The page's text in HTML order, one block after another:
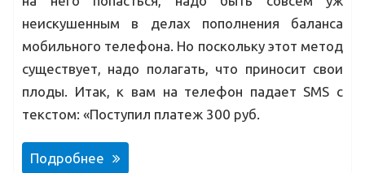
неискушенным в делах пополнения баланса
мобильного телефона. Но поскольку этот метод
существует, надо полагать, что приносит свои
плоды. Итак, к вам на телефон падает SMS с
текстом: «Поступил платеж 300 руб.
Подробнее